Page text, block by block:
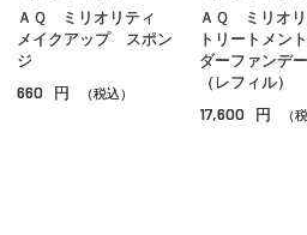
ＡＱ ミリオリティ
メイクアップ スポン
ジ
660 円 （税込）
ＡＱ ミリオ
トリートメン
ダーファンデ
（レフィル）
17,600 円 （